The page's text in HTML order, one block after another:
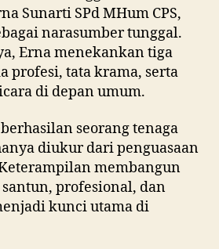
seorang tenaga
diukur dari penguasaan
membangun
profesional, dan
kunci utama di
sangat
membangun kepercayaan
ini juga krusial saat
kesehatan maupun
kerja,” ujar Erna.